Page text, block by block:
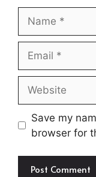
Save my
browser for